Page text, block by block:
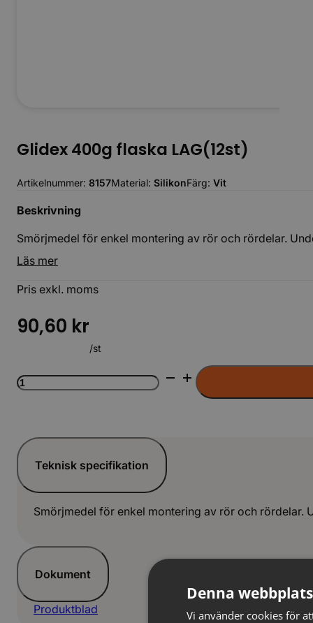
Glidex 400g flaska LAG(12st)
Artikelnummer: 8157Material: SilikonFärg: Vit
Beskrivning
Smörjmedel för enkel montering av rör och rördelar.
Läs mer
Pris exkl. moms
90,60 kr
/st
Glidex
400g
Teknisk specifikation
Smörjmedel för enkel montering av rör och
Dokument
Produktblad
Denna
Vi använder cookies för